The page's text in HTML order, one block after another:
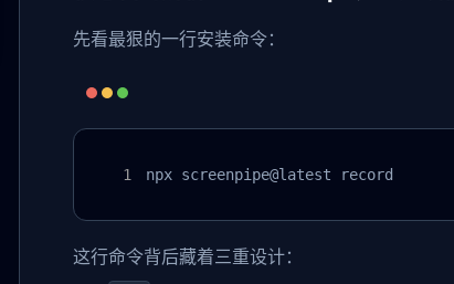
先看最狠的一行安装命令：
npx screenpipe@latest record
这行命令背后藏着三重设计：